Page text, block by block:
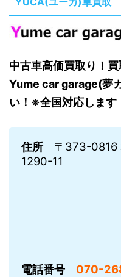
中古車高価買取り！
Yume car garage(夢
い！※全国対応します
住所 〒373-0816
1290-11
電話番号 070-